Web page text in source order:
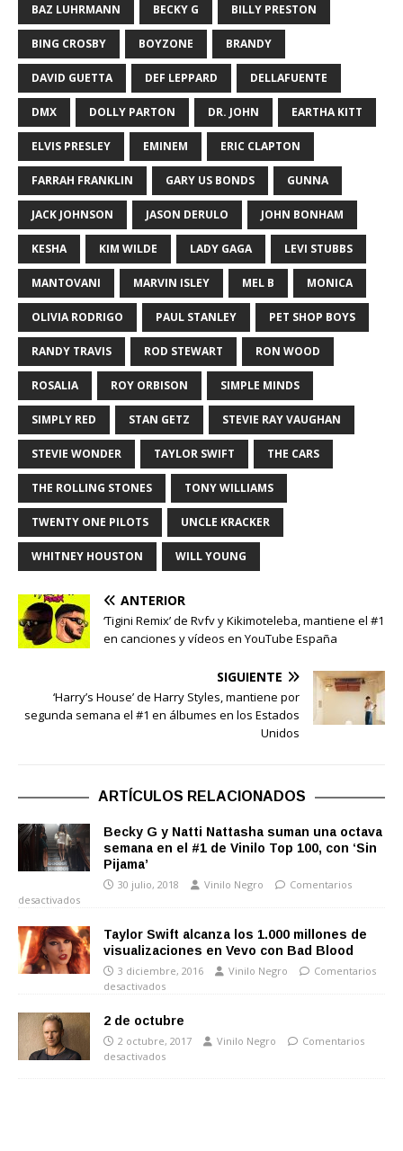
BAZ LUHRMANN BECKY G BILLY PRESTON
BING CROSBY BOYZONE BRANDY
DAVID GUETTA DEF LEPPARD DELLAFUENTE
DMX DOLLY PARTON DR. JOHN EARTHA KITT
ELVIS PRESLEY EMINEM ERIC CLAPTON
FARRAH FRANKLIN GARY US BONDS GUNNA
JACK JOHNSON JASON DERULO JOHN BONHAM
KESHA KIM WILDE LADY GAGA LEVI STUBBS
MANTOVANI MARVIN ISLEY MEL B MONICA
OLIVIA RODRIGO PAUL STANLEY PET SHOP BOYS
RANDY TRAVIS ROD STEWART RON WOOD
ROSALIA ROY ORBISON SIMPLE MINDS
SIMPLY RED STAN GETZ STEVIE RAY VAUGHAN
STEVIE WONDER TAYLOR SWIFT THE CARS
THE ROLLING STONES TONY WILLIAMS
TWENTY ONE PILOTS UNCLE KRACKER
WHITNEY HOUSTON WILL YOUNG
ANTERIOR
‘Tigini Remix’ de Rvfv y Kikimoteleba, mantiene el #1
en canciones y vídeos en YouTube España
SIGUIENTE
‘Harry’s House’ de Harry Styles, mantiene por
segunda semana el #1 en álbumes en los Estados
Unidos
ARTÍCULOS RELACIONADOS
Becky G y Natti Nattasha suman una octava
semana en el #1 de Vinilo Top 100, con ‘Sin
Pijama’
30 julio, 2018 Vinilo Negro
Comentarios
desactivados
Taylor Swift alcanza los 1.000 millones de
visualizaciones en Vevo con Bad Blood
3 diciembre, 2016 Vinilo Negro
Comentarios
desactivados
2 de octubre
2 octubre, 2017 Vinilo Negro
Comentarios
desactivados